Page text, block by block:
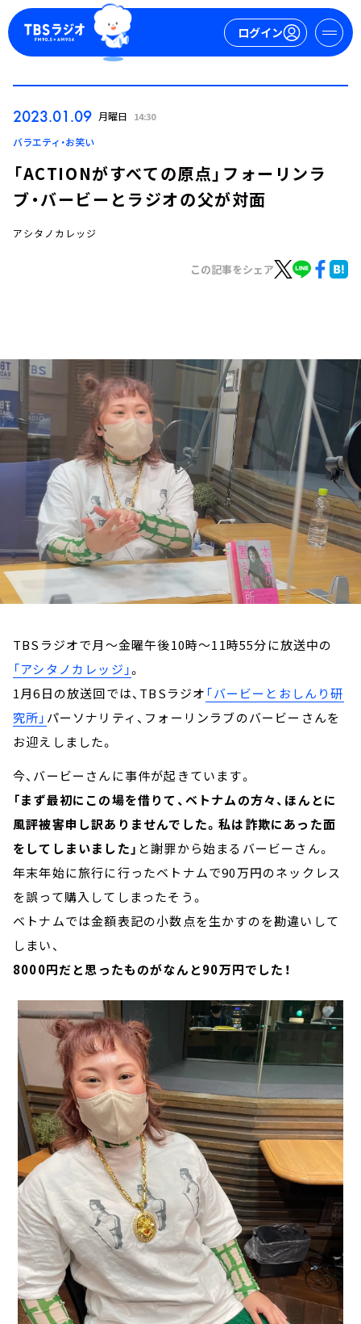
ログイン
ログイン
お知らせ
イベント・グッズ
YouTube
会社情報
2023.01.09 月曜日 14:30
バラエティ・お笑い
「ACTIONがすべての原点」フォーリンラ
ブ・バービーとラジオの父が対面
アシタノカレッジ
この記事をシェア
TBSラジオで月～金曜午後10時～11時55分に放送中の
「アシタノカレッジ」。
1月6日の放送回では、TBSラジオ 「バービーとおしんり研
究所」 パーソナリティ、フォーリンラブのバービーさんを
お迎えしました。
今、バービーさんに事件が起きています。
「まず最初にこの場を借りて、ベトナムの方々、ほんとに
風評被害申し訳ありませんでした。私は詐欺にあった面
をしてしまいました」 と謝罪から始まるバービーさん。
年末年始に旅行に行ったベトナムで90万円のネックレス
を誤って購入してしまったそう。
ベトナムでは金額表記の小数点を生かすのを勘違いして
しまい、
8000円だと思ったものがなんと90万円でした！